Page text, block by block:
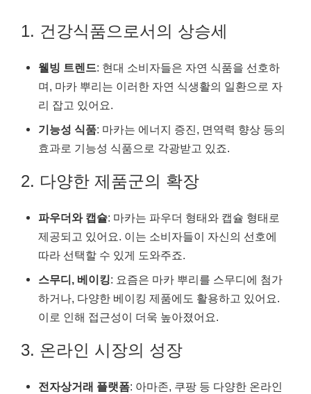
1. 건강식품으로서의 상승세
웰빙 트렌드: 현대 소비자들은 자연 식품을 선호하
며, 마카 뿌리는 이러한 자연 식생활의 일환으로 자
리 잡고 있어요.
기능성 식품: 마카는 에너지 증진, 면역력 향상 등의
효과로 기능성 식품으로 각광받고 있죠.
2. 다양한 제품군의 확장
파우더와 캡슐: 마카는 파우더 형태와 캡슐 형태로
제공되고 있어요. 이는 소비자들이 자신의 선호에
따라 선택할 수 있게 도와주죠.
스무디, 베이킹: 요즘은 마카 뿌리를 스무디에 첨가
하거나, 다양한 베이킹 제품에도 활용하고 있어요.
이로 인해 접근성이 더욱 높아졌어요.
3. 온라인 시장의 성장
전자상거래 플랫폼: 아마존, 쿠팡 등 다양한 온라인